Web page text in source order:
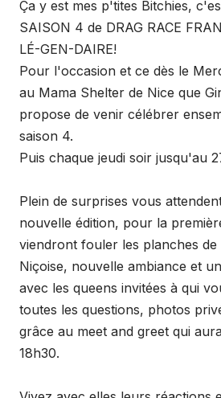
Ça y est mes p'tites Bitchies,
SAISON 4 de DRAG RACE
LÉ-GEN-DAIRE!
Pour l'occasion et ce dès le
au Mama Shelter de Nice que
propose de venir célébrer
saison 4.
Puis chaque jeudi soir jusqu'au
Plein de surprises vous
nouvelle édition, pour la
viendront fouler les planches de
Niçoise, nouvelle ambiance et
avec les queens invitées à qui
toutes les questions, photos
grâce au meet and greet qui
18h30.